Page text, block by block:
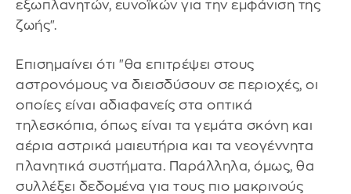
εξωπλανητών, ευνοϊκών για την εμφάνιση της
ζωής".
Επισημαίνει ότι "θα επιτρέψει στους
αστρονόμους να διεισδύσουν σε περιοχές, οι
οποίες είναι αδιαφανείς στα οπτικά
τηλεσκόπια, όπως είναι τα γεμάτα σκόνη και
αέρια αστρικά μαιευτήρια και τα νεογέννητα
πλανητικά συστήματα. Παράλληλα, όμως, θα
συλλέξει δεδομένα για τους πιο μακρινούς